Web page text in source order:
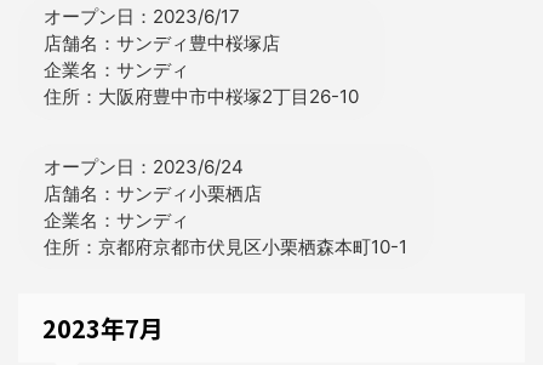
オープン日：2023/6/17
店舗名：サンディ豊中桜塚店
企業名：サンディ
住所：大阪府豊中市中桜塚2丁目26-10
オープン日：2023/6/24
店舗名：サンディ小栗栖店
企業名：サンディ
住所：京都府京都市伏見区小栗栖森本町10-1
2023年7月